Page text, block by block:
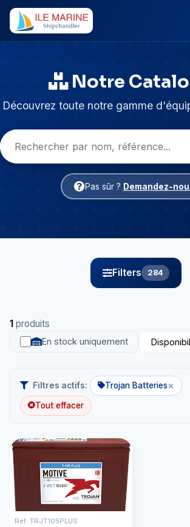
Notre
Découvrez toute notre gamme
Pas sûr ? Demandez-
Filters 284
1 produits
En stock uniquement
Filtres actifs: Trojan Batteries×
Tout effacer
Réf: TRJT105PLUS